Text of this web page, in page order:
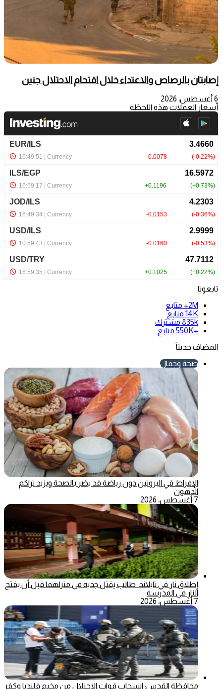
إصابتان بالرصاص والاعتداء خلال اقتحام الاحتلال جنين
6 أغسطس، 2026
أسعار العملات هذه اللحظة
تابعونا
2M+
متابع
14K متابع
835k مشترك
+550K
متابع
المضاف حديثاً
صحة وجمال
الإفراط في البروتين دون رياضة قد يضر بالصحة ويزيد تراكم
الدهون
7 أغسطس، 2026
إطلاق نار في تايلاند: طالب يقتل جديه في منزلهما قبل أن يفتح
النار في المدرسة
7 أغسطس، 2026
محافظة القدس: انسحاب قوات الاحتلال من مخيم قلنديا وكفر